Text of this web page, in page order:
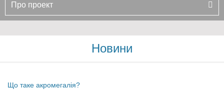
Про проект
Новини
Що таке акромегалія?